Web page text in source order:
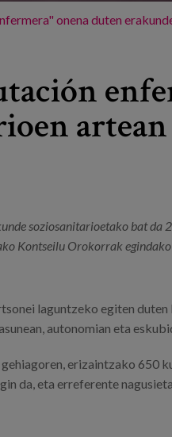
onena duten
soziosanitarioetako bat da
Kontseilu Orokorrak
laguntzeko egiten
autonomian eta
erizaintzako 650
da, eta erreferente